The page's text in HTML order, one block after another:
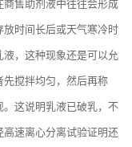
放时间长后或天气寒冷时
，这种现象还是可以允
搅拌均匀，然后再称
。这说明乳液已破乳，不
速离心分离试验证明还